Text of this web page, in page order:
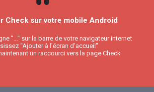
Check sur votre mobile Android
"..." sur la barre de votre navigateur internet
"Ajouter à l'écran d'accueil"
un raccourci vers la page Check